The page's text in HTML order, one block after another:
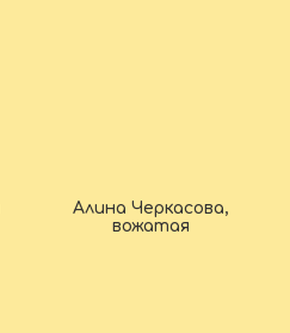
Алина Черкасова,
вожатая